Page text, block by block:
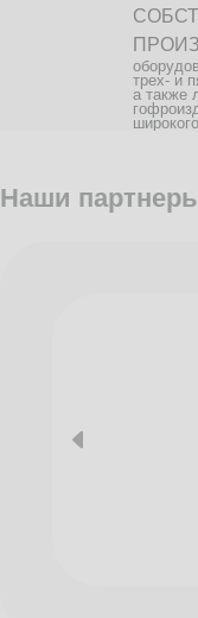
трех- и
а также
Наши